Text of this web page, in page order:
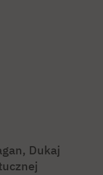
Dukaj